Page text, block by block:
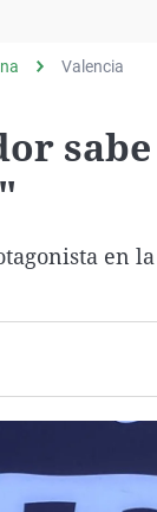
Valencia
en